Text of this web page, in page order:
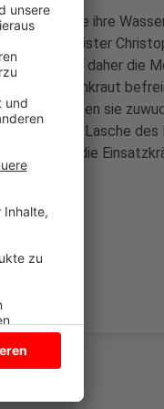
dass sie ihre
Er bittet daher die
Moos und Unkraut
wenn Hecken sie
in der Lasche des
können die